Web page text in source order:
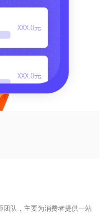
团队，主要为消费者提供一站